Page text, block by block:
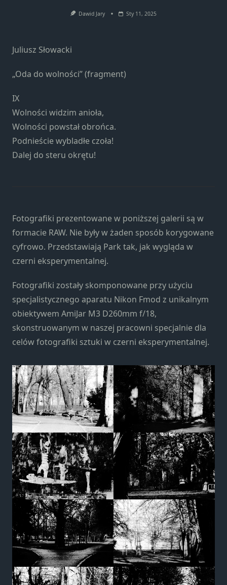
Dawid Jary Sty 11, 2025
Juliusz Słowacki
„Oda do wolności” (fragment)
IX
Wolności widzim anioła,
Wolności powstał obrońca.
Podnieście wybladłe czoła!
Dalej do steru okrętu!
Fotografiki prezentowane w poniższej galerii są w
formacie RAW. Nie były w żaden sposób korygowane
cyfrowo. Przedstawiają Park tak, jak wygląda w
czerni eksperymentalnej.
Fotografiki zostały skomponowane przy użyciu
specjalistycznego aparatu Nikon Fmod z unikalnym
obiektywem AmiJar M3 D260mm f/18,
skonstruowanym w naszej pracowni specjalnie dla
celów fotografiki sztuki w czerni eksperymentalnej.
Statystyka
Abyśmy mogli
poprawić
strony
internetowej,
tego, jak
strona jest
używana.
Doświadczenie
Aby nasza
strona
internetowa
działała jak
najlepiej
podczas
twojego
przejścia na nią.
Jeśli odrzucisz te
pliki cookie,
niektóre funkcje
znikną ze strony
internetowej.
Marketing
Udostępniając
swoje